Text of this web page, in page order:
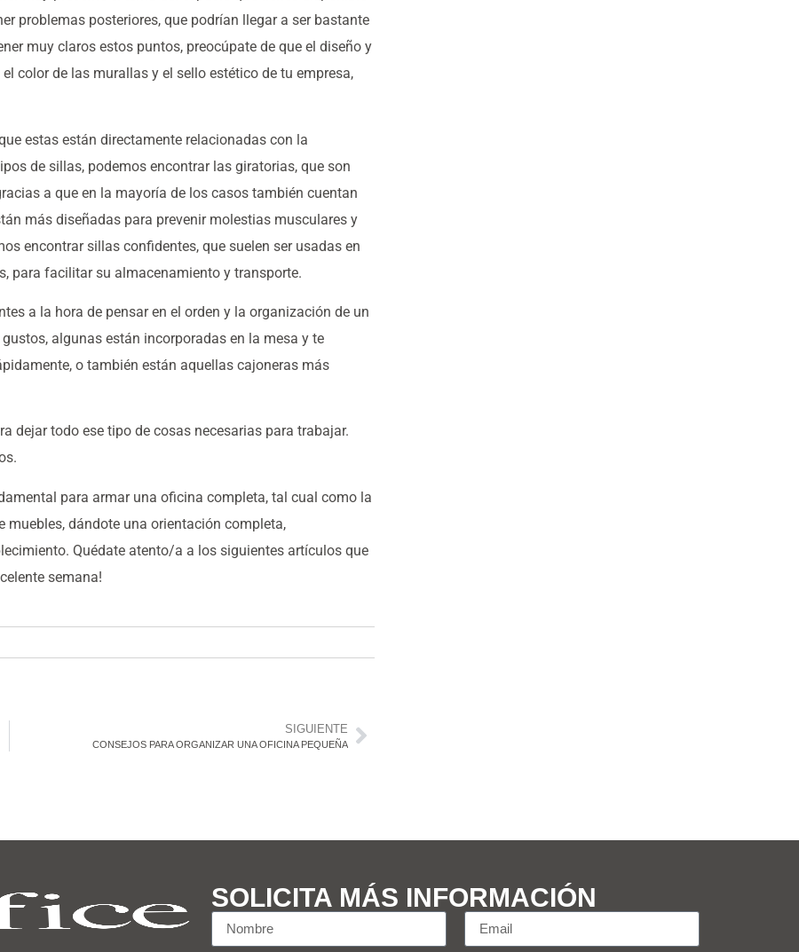
problemas posteriores, que podrían llegar a ser bastante
muy claros estos puntos, preocúpate de que el diseño y
color de las murallas y el sello estético de tu empresa,
estas están directamente relacionadas con la
de sillas, podemos encontrar las giratorias, que son
a que en la mayoría de los casos también cuentan
más diseñadas para prevenir molestias musculares y
encontrar sillas confidentes, que suelen ser usadas en
para facilitar su almacenamiento y transporte.
a la hora de pensar en el orden y la organización de un
algunas están incorporadas en la mesa y te
o también están aquellas cajoneras más
dejar todo ese tipo de cosas necesarias para trabajar.
para armar una oficina completa, tal cual como la
muebles, dándote una orientación completa,
Quédate atento/a a los siguientes artículos que
semana!
SIGUIENTE
CONSEJOS PARA ORGANIZAR UNA OFICINA PEQUEÑA
SOLICITA MÁS INFORMACIÓN